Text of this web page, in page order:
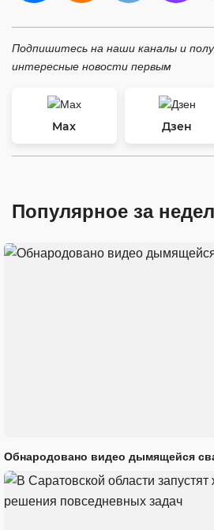
Подпишитесь на наши каналы и
интересные новости первым
Max Дзен
Популярное за
Обнародовано видео дымящейся